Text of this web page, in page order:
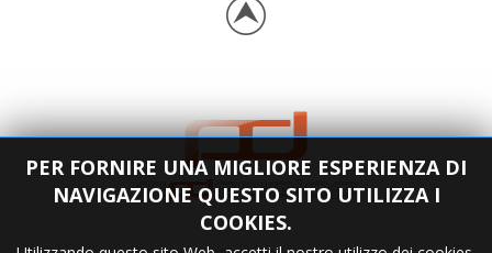
PER FORNIRE UNA MIGLIORE ESPERIENZA DI
NAVIGAZIONE QUESTO SITO UTILIZZA I
COOKIES.